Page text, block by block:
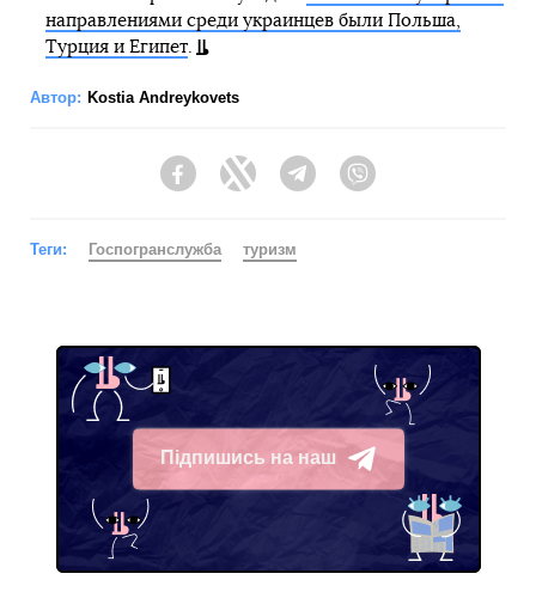
направлениями среди украинцев были Польша,
Турция и Египет.
Автор: Kostia Andreykovets
FacebookTwitter Telegram
Теги: Госпогранслужба туризм
Підпишись на наш
Telegram